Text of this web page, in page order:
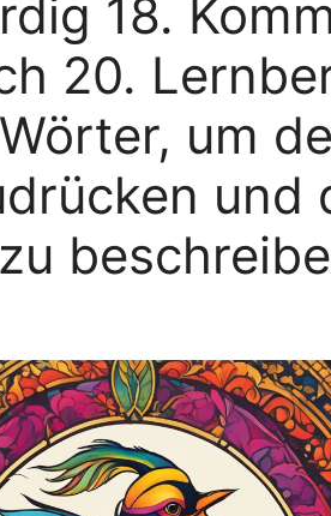
18.
20.
um
und